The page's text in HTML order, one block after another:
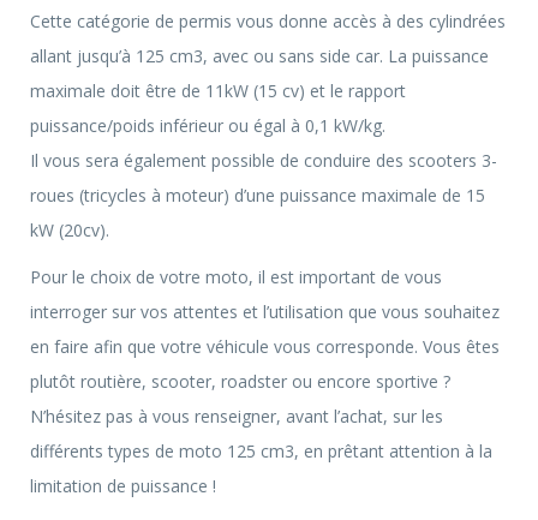
Cette catégorie de permis vous donne accès à des cylindrées
allant jusqu’à 125 cm3, avec ou sans side car. La puissance
maximale doit être de 11kW (15 cv) et le rapport
puissance/poids inférieur ou égal à 0,1 kW/kg.
Il vous sera également possible de conduire des scooters 3-
roues (tricycles à moteur) d’une puissance maximale de 15
kW (20cv).
Pour le choix de votre moto, il est important de vous
interroger sur vos attentes et l’utilisation que vous souhaitez
en faire afin que votre véhicule vous corresponde. Vous êtes
plutôt routière, scooter, roadster ou encore sportive ?
N’hésitez pas à vous renseigner, avant l’achat, sur les
différents types de moto 125 cm3, en prêtant attention à la
limitation de puissance !